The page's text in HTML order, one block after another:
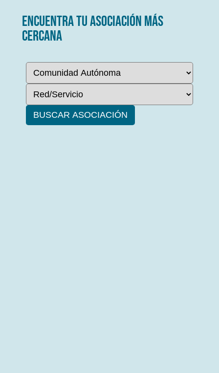
ENCUENTRA TU ASOCIACIÓN MÁS
CERCANA